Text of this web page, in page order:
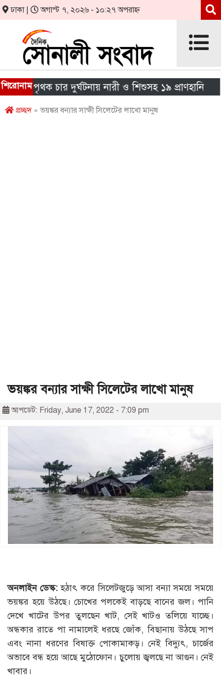
ঢাকা | অগাস্ট ৭, ২০২৬ - ১০:২৭ অপরাহ্ন
শিরোনাম
পৃথক চার দুর্ঘটনায় নারী ও শিশুসহ ১৯ প্রাণহানি
প্রচ্ছদ» ভয়ঙ্কর বন্যার সাক্ষী সিলেটের লাখো মানুষ
ভয়ঙ্কর বন্যার সাক্ষী সিলেটের লাখো মানুষ
আপডেট: Friday, June 17, 2022 - 7:09 pm
অনলাইন ডেস্ক:হঠাৎ করে সিলেটজুড়ে আসা বন্যা সময়ে সময়ে
ভয়ঙ্কর হয়ে উঠছে। চোখের পলকেই বাড়ছে বানের জল। পানি
দেখে খাটের উপর তুলছেন খাট, সেই খাটও তলিয়ে যাচ্ছে।
অন্ধকার রাতে পা নামালেই ধরছে জোঁক, বিছানায় উঠছে সাপ
এবং নানা ধরণের বিষাক্ত পোকামাকড়। নেই বিদ্যুৎ, চার্জের
অভাবে বন্ধ হয়ে আছে মুঠোফোন। চুলোয় জ্বলছে না আগুন। নেই
খাবার।